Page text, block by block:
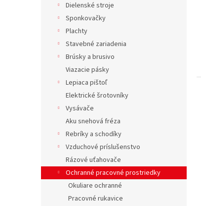
Dielenské stroje
Sponkovačky
Plachty
Stavebné zariadenia
Brúsky a brusivo
Viazacie pásky
Lepiaca pištoľ
Elektrické šrotovníky
Vysávače
Aku snehová fréza
Rebríky a schodíky
Vzduchové príslušenstvo
Rázové uťahovače
Ochranné pracovné prostriedky
Okuliare ochranné
Pracovné rukavice